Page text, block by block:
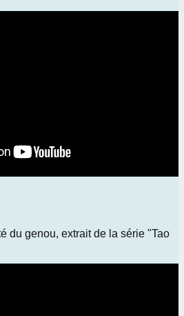
du genou, extrait de la série "Tao